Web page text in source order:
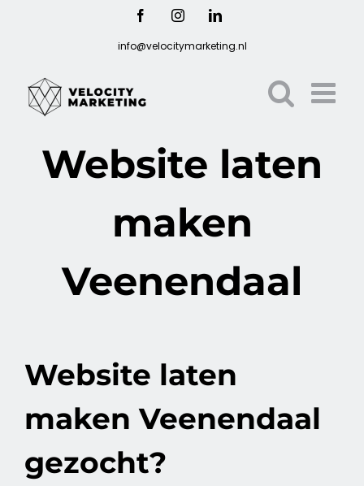
FacebookInstagramLinkedIn
info@velocitymarketing.nl
Website laten
maken
Veenendaal
Website laten
maken Veenendaal
gezocht?